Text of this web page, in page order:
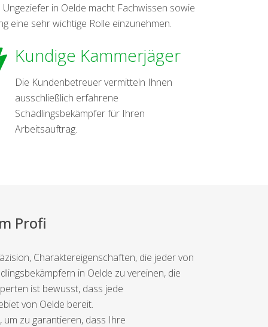
in Oelde macht Fachwissen sowie
eine sehr wichtige Rolle einzunehmen.
Kundige Kammerjäger
Die Kundenbetreuer vermitteln Ihnen
ausschließlich erfahrene
Schädlingsbekämpfer für Ihren
Arbeitsauftrag.
Profi
Charaktereigenschaften, die jeder von
in Oelde zu vereinen, die
ist bewusst, dass jede
von Oelde bereit.
zu garantieren, dass Ihre